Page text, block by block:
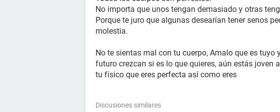
No importa que unos tengan demasiado y otras
Porque te juro que algunas desearían tener senos
molestia.
No te sientas mal con tu cuerpo, Amalo que es tuyo
futuro crezcan si es lo que quieres, aún estás joven
tu físico que eres perfecta así como eres
Discusiones similares